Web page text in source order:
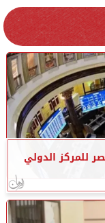
للمركز الدولي